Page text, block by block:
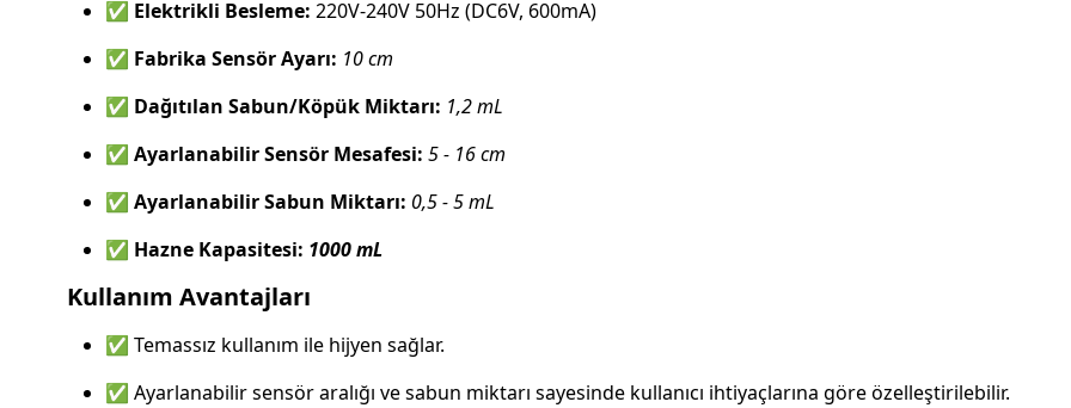
✅ Elektrikli Besleme: 220V-240V 50Hz (DC6V, 600mA)
✅ Fabrika Sensör Ayarı: 10 cm
✅ Dağıtılan Sabun/Köpük Miktarı: 1,2 mL
✅ Ayarlanabilir Sensör Mesafesi: 5 - 16 cm
✅ Ayarlanabilir Sabun Miktarı: 0,5 - 5 mL
✅ Hazne Kapasitesi: 1000 mL
Kullanım Avantajları
✅ Temassız kullanım ile hijyen sağlar.
✅ Ayarlanabilir sensör aralığı ve sabun miktarı sayesinde kullanıcı ihtiyaçlarına göre özelleştirilebilir.